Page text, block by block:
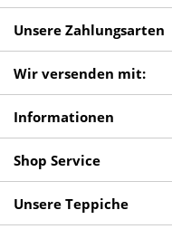
Unsere Zahlungsarten
Wir versenden mit:
Informationen
Shop Service
Unsere Teppiche